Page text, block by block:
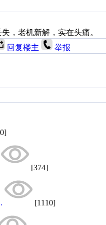
，老机新解，实在头痛。
回复楼主 举报
[374]
[1110]